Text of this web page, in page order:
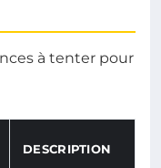
à tenter pour
DESCRIPTION